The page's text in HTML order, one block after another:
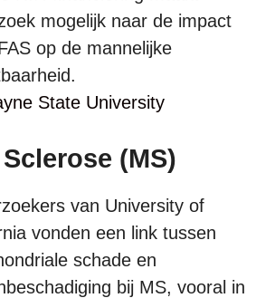
mogelijk naar de impact
op de mannelijke
State University
(MS)
van University of
vonden een link tussen
schade en
bij MS, vooral in